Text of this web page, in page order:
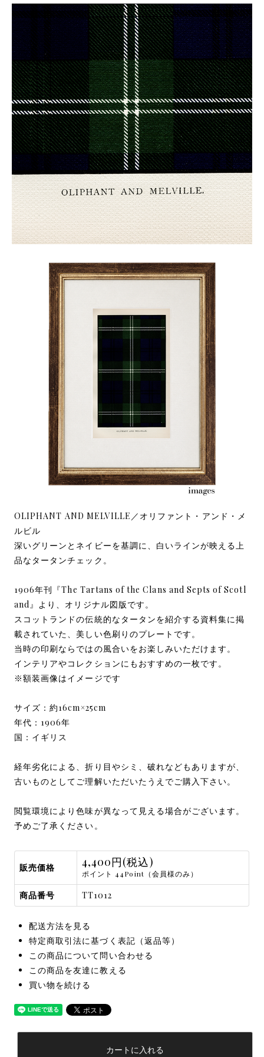
OLIPHANT AND MELVILLE／オリファント・アンド・メ
ルビル
深いグリーンとネイビーを基調に、白いラインが映える上
品なタータンチェック。
1906年刊『The Tartans of the Clans and Septs of Scotl
and』より、オリジナル図版です。
スコットランドの伝統的なタータンを紹介する資料集に掲
載されていた、美しい色刷りのプレートです。
当時の印刷ならではの風合いをお楽しみいただけます。
インテリアやコレクションにもおすすめの一枚です。
※額装画像はイメージです
サイズ：約16cm×25cm
年代：1906年
国：イギリス
経年劣化による、折り目やシミ、破れなどもありますが、
古いものとしてご理解いただいたうえでご購入下さい。
閲覧環境により色味が異なって見える場合がございます。
予めご了承ください。
販売価格 4,400円(税込)
ポイント 44Point（会員様のみ）
商品番号 TT1012
配送方法を見る
特定商取引法に基づく表記（返品等）
この商品について問い合わせる
この商品を友達に教える
買い物を続ける
カートに入れる